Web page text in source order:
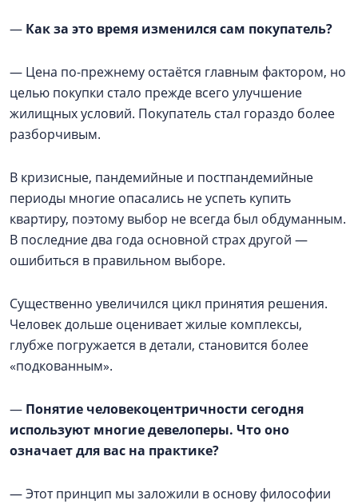
— Как за это время изменился сам покупатель?
— Цена по-прежнему остаётся главным фактором, но
целью покупки стало прежде всего улучшение
жилищных условий. Покупатель стал гораздо более
разборчивым.
В кризисные, пандемийные и постпандемийные
периоды многие опасались не успеть купить
квартиру, поэтому выбор не всегда был обдуманным.
В последние два года основной страх другой —
ошибиться в правильном выборе.
Существенно увеличился цикл принятия решения.
Человек дольше оценивает жилые комплексы,
глубже погружается в детали, становится более
«подкованным».
— Понятие человекоцентричности сегодня
используют многие девелоперы. Что оно
означает для вас на практике?
— Этот принцип мы заложили в основу философии